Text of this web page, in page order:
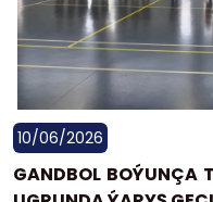
10/06/2026
GANDBOL BOÝUNÇA